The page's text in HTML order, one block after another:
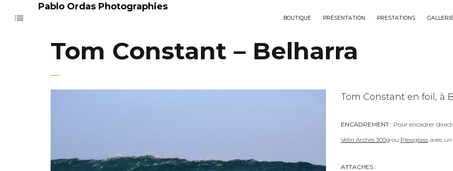
Pablo Ordas Photographies
BOUTIQUE PRÉSENTATION PRESTATIONS GALLERIE
Tom Constant – Belharra
Tom Constant en foil, à
ENCADREMENT : Pour encadrer
Velin Arches 300g ou Plexiglass, avec
ATTACHES :